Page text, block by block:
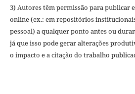
3) Autores têm permissão para publicar
online (ex.: em repositórios
pessoal) a qualquer ponto antes ou
já que isso pode gerar alterações
o impacto e a citação do trabalho